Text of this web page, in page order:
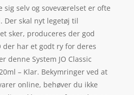
selv og soveværelset er ofte
Der skal nyt legetøj til
sker, produceres der god
der har et godt ry for deres
denne System JO Classic
– Klar. Bekymringer ved at
online, behøver du ikke